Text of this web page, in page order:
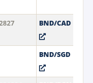
BND/CAD
BND/SGD